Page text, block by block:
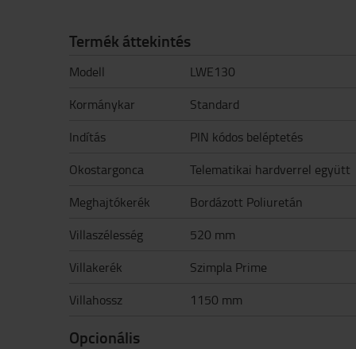
Termék áttekintés
Modell
LWE130
Kormánykar
Standard
Indítás
PIN kódos beléptetés
Okostargonca
Telematikai hardverrel együtt
Meghajtókerék
Bordázott Poliuretán
Villaszélesség
520 mm
Villakerék
Szimpla Prime
Villahossz
1150 mm
Opcionális